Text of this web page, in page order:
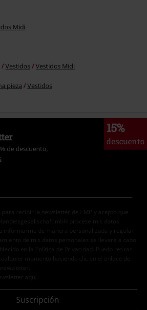
Midi
Vestidos Vestidos Midi
pieza Vestidos
15%
descuento
de descuento,
para recibir la newsletter de EMP y acepto que
mbH procese mis datos
informarme de manera personalizada y regular
de mis datos personales se llevará a cabo
en la
Política de Privacidad . Puedo retirar
momento haciendo clic en el enlace de
aquí
Suscripción